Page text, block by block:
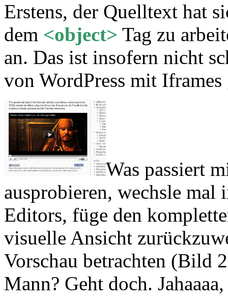
Erstens, der Quelltext hat
dem <object> Tag zu
an. Das ist insofern nicht
von WordPress mit
Was passiert
ausprobieren, wechsle
Editors, füge den
visuelle Ansicht
Vorschau betrachten (Bild
Mann? Geht doch.